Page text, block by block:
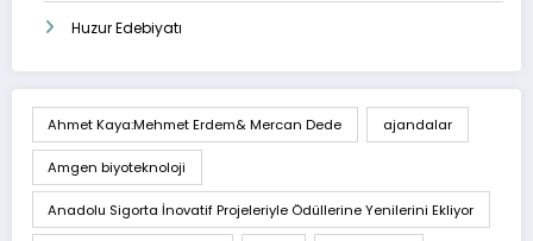
Huzur Edebiyatı
Ahmet Kaya:Mehmet Erdem& Mercan Dede ajandalar
Amgen biyoteknoloji
Anadolu Sigorta İnovatif Projeleriyle Ödüllerine Yenilerini Ekliyor